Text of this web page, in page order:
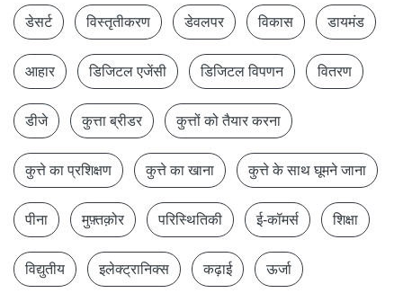
डेसर्ट विस्तृतीकरण डेवलपर विकास डायमंड
आहार डिजिटल एजेंसी डिजिटल विपणन वितरण
डीजे कुत्ता ब्रीडर कुत्तों को तैयार करना
कुत्ते का प्रशिक्षण कुत्ते का खाना कुत्ते के साथ घूमने जाना
पीना मुफ़्तक़ोर परिस्थितिकी ई-कॉमर्स शिक्षा
विद्युतीय इलेक्ट्रानिक्स कढ़ाई ऊर्जा